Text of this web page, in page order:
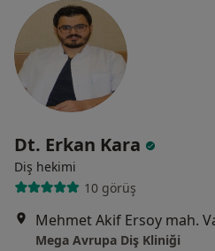
Dt. Erkan Kara
Diş hekimi
10 görüş
Mega Avrupa Diş Kliniği